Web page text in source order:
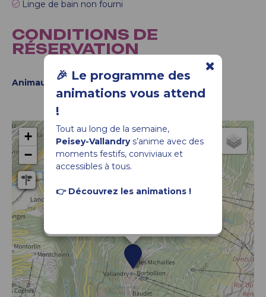
🎉 Le programme des
animations vous attend
!
Tout au long de la semaine,
Peisey-Vallandrys’anime avec des
moments festifs, conviviaux et
accessibles à tous.
👉 Découvrez les animations !
Linge de bain non fourni
CONDITIONS DE
RÉSERVATION
Animaux de compagnie : Animal non admis
+
−